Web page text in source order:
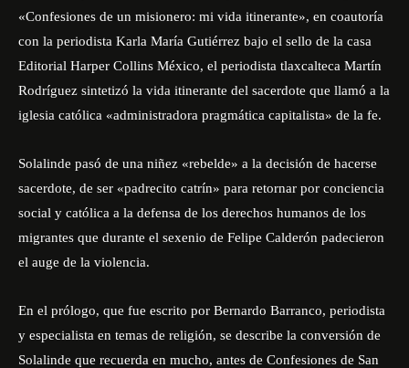
«Confesiones de un misionero: mi vida itinerante», en coautoría
con la periodista Karla María Gutiérrez bajo el sello de la casa
Editorial Harper Collins México, el periodista tlaxcalteca Martín
Rodríguez sintetizó la vida itinerante del sacerdote que llamó a la
iglesia católica «administradora pragmática capitalista» de la fe.
Solalinde pasó de una niñez «rebelde» a la decisión de hacerse
sacerdote, de ser «padrecito catrín» para retornar por conciencia
social y católica a la defensa de los derechos humanos de los
migrantes que durante el sexenio de Felipe Calderón padecieron
el auge de la violencia.
En el prólogo, que fue escrito por Bernardo Barranco, periodista
y especialista en temas de religión, se describe la conversión de
Solalinde que recuerda en mucho, antes de Confesiones de San